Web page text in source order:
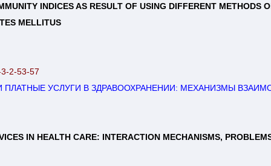
INDICES AS RESULT OF USING DIFFERENT METHODS
MELLITUS
2-53-57
ПЛАТНЫЕ УСЛУГИ В ЗДРАВООХРАНЕНИИ: МЕХАНИЗМЫ
IN HEALTH CARE: INTERACTION MECHANISMS,